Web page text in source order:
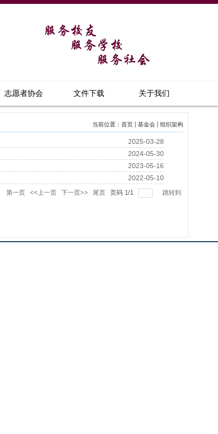
志愿者协会 文件下载 关于我们
当前位置： 首页 基金会 组织架构
2025-03-28
2024-05-30
2023-05-16
2022-05-10
第一页 <<上一页 下一页>> 尾页 页码 1/1 跳转到